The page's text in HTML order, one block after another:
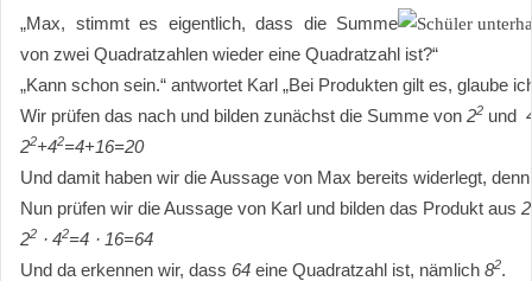
„Max, stimmt es eigentlich, dass die Summe
von zwei Quadratzahlen wieder eine Quadratzahl ist?“
„Kann schon sein.“ antwortet Karl „Bei Produkten gilt es, glaube
Wir prüfen das nach und bilden zunächst die Summe von 22 und
22+42=4+16=20
Und damit haben wir die Aussage von Max bereits widerlegt,
Nun prüfen wir die Aussage von Karl und bilden das Produkt aus 2
22 ⋅ 42=4 ⋅ 16=64
Und da erkennen wir, dass 64 eine Quadratzahl ist, nämlich 82.